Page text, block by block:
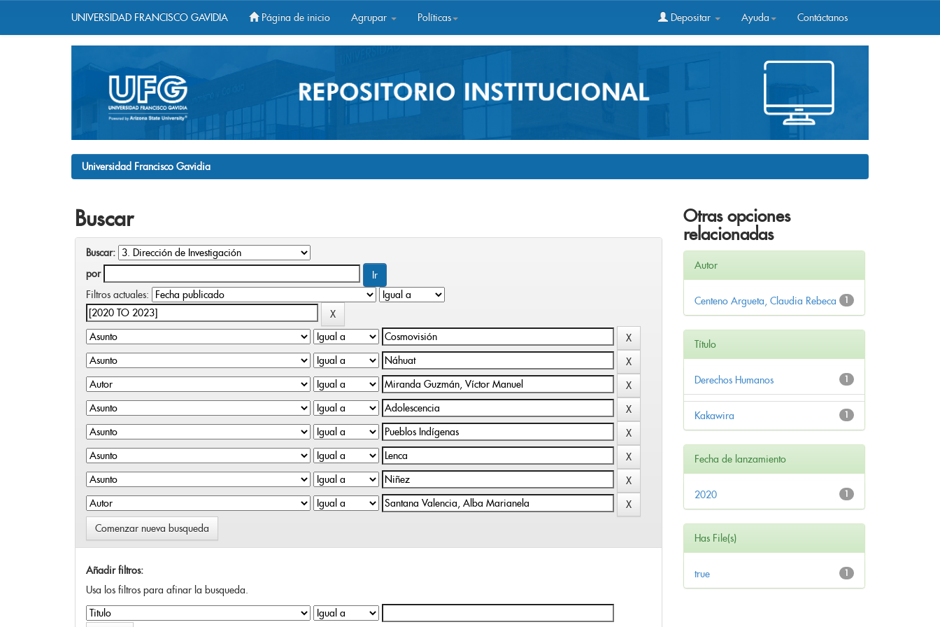
UNIVERSIDAD FRANCISCO GAVIDIA Página de inicio Agrupar Políticas Depositar Ayuda Contáctanos
Universidad Francisco Gavidia
Buscar
Buscar:
por
Filtros actuales:
Comenzar nueva busqueda
Añadir filtros:
Usa los filtros para afinar la busqueda.
Otras opciones
relacionadas
Autor
1
Centeno Argueta, Claudia Rebeca
Título
1
Derechos Humanos
1
Kakawira
Fecha de lanzamiento
1
2020
Has File(s)
1
true